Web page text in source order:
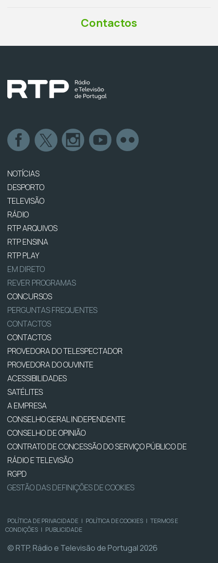
Contactos
NOTÍCIAS
DESPORTO
TELEVISÃO
RÁDIO
RTP ARQUIVOS
RTP ENSINA
RTP PLAY
EM DIRETO
REVER PROGRAMAS
CONCURSOS
PERGUNTAS FREQUENTES
CONTACTOS
CONTACTOS
PROVEDORA DO TELESPECTADOR
PROVEDORA DO OUVINTE
ACESSIBILIDADES
SATÉLITES
A EMPRESA
CONSELHO GERAL INDEPENDENTE
CONSELHO DE OPINIÃO
CONTRATO DE CONCESSÃO DO SERVIÇO PÚBLICO DE
RÁDIO E TELEVISÃO
RGPD
GESTÃO DAS DEFINIÇÕES DE COOKIES
POLÍTICA DE PRIVACIDADE | POLÍTICA DE COOKIES | TERMOS E
CONDIÇÕES | PUBLICIDADE
© RTP, Rádio e Televisão de Portugal 2026